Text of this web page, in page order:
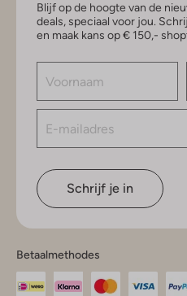
Blijf op de hoogte van de
deals, speciaal voor jou.
en maak kans op € 150,-
Schrijf je in
Betaalmethodes